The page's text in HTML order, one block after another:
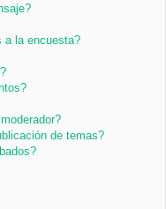
a la encuesta?
de temas?